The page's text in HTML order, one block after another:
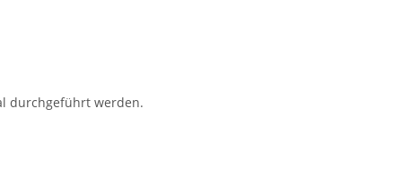
durchgeführt werden.